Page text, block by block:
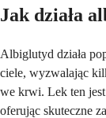
Jak działa
Albiglutyd działa
ciele, wyzwalając
we krwi. Lek ten
oferując skuteczne